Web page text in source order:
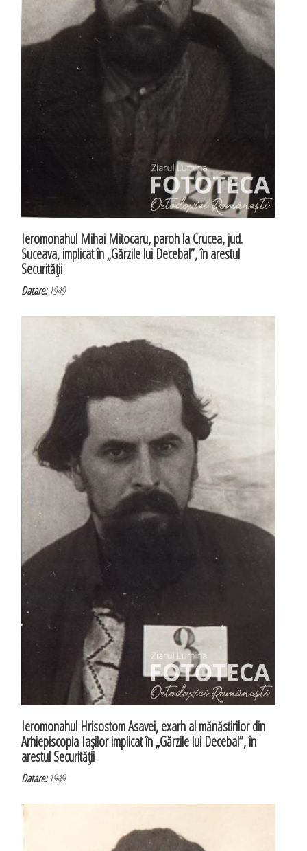
Ieromonahul Mihai Mitocaru, paroh la Crucea, jud.
Suceava, implicat în „Gărzile lui Decebal”, în arestul
Securităţii
Datare:1949
Ieromonahul Hrisostom Asavei, exarh al mănăstirilor din
Arhiepiscopia Iaşilor implicat în „Gărzile lui Decebal”, în
arestul Securităţii
Datare:1949